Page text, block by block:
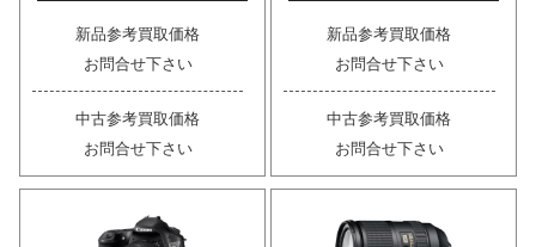
新品参考買取価格
お問合せ下さい
中古参考買取価格
お問合せ下さい
新品参考買取価格
お問合せ下さい
中古参考買取価格
お問合せ下さい